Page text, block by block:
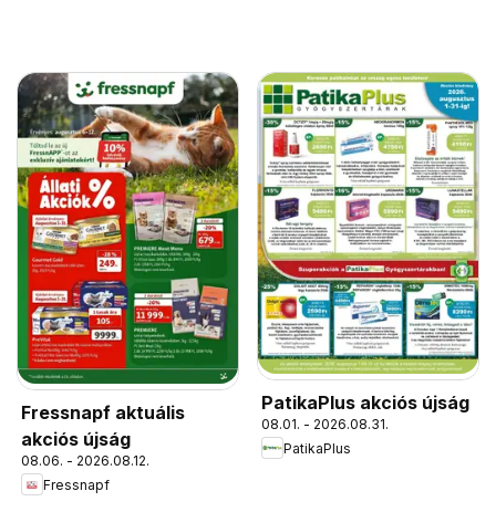
Fressnapf aktuális
akciós újság
08.06. - 2026.08.12.
Fressnapf
PatikaPlus akciós újság
08.01. - 2026.08.31.
PatikaPlus